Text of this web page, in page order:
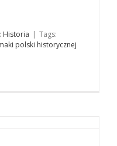
Historia | Tags:
polski historycznej
Zachodu